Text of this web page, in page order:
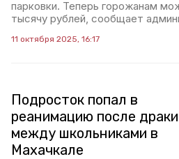
парковки. Теперь горожанам
тысячу рублей, сообщает
11 октября 2025, 16:17
Подросток попал в
реанимацию после драки
между школьниками в
Махачкале